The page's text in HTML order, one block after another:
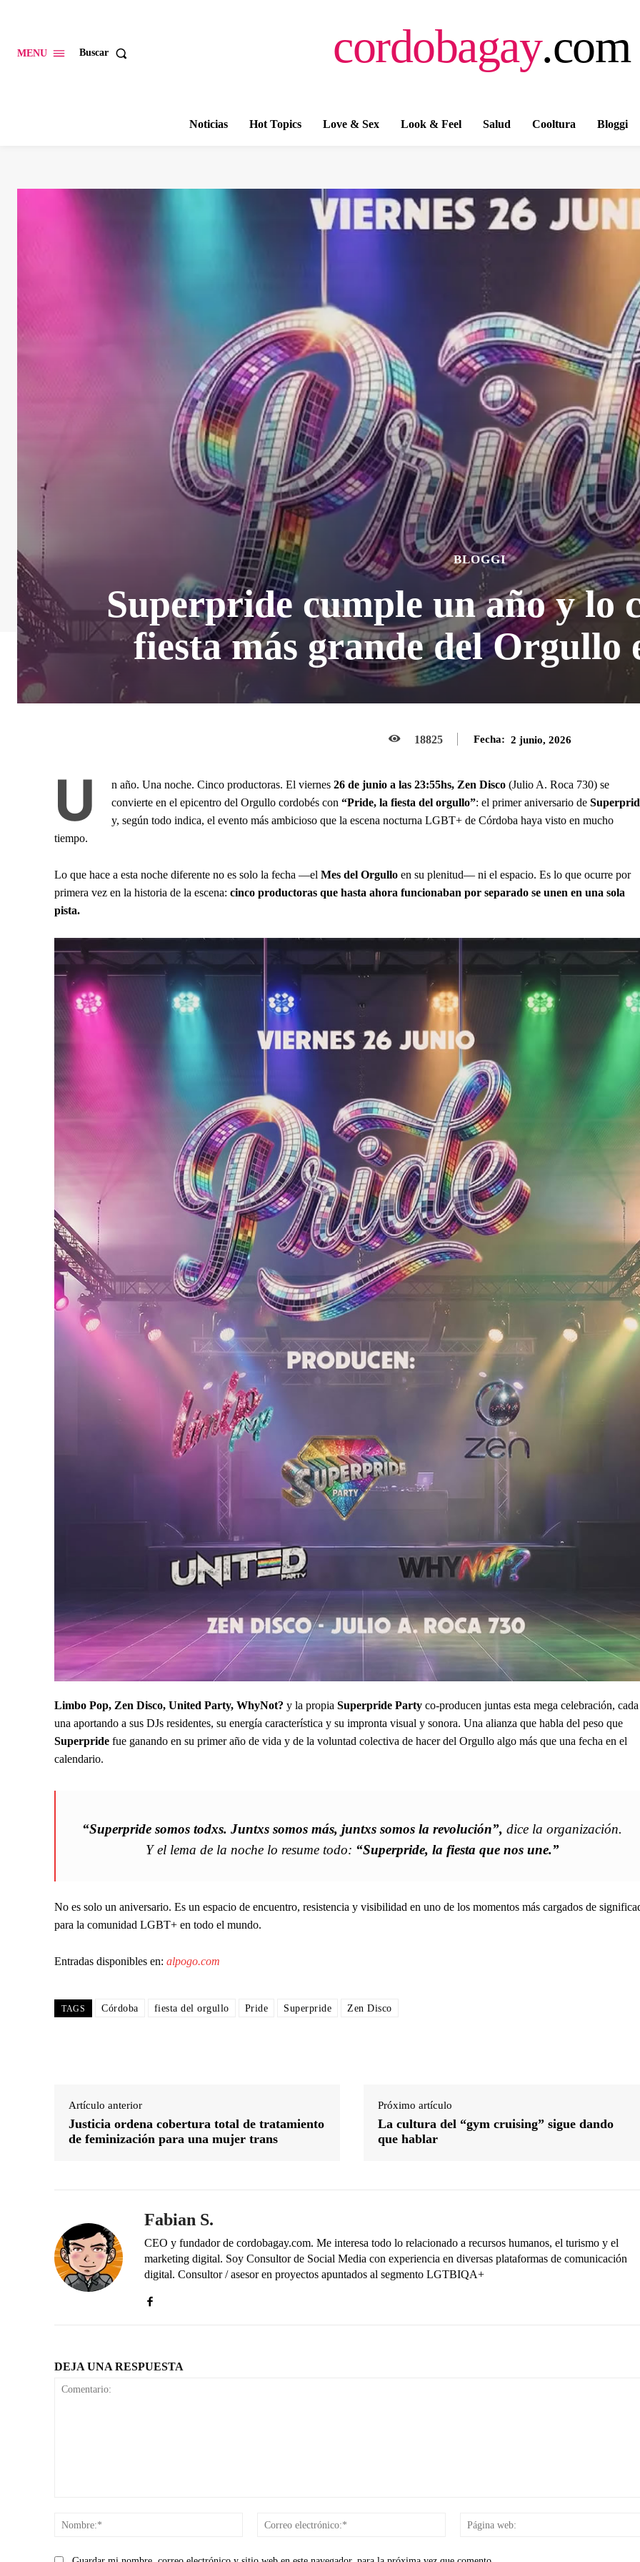
MENU Buscar cordobagay.com
Noticias Hot Topics Love & Sex Look & Feel Salud Cooltura Bloggi
BLOGGI
Superpride cumple un año y lo
fiesta más grande del Orgullo
18825 Fecha: 2 junio, 2026
U n año. Una noche. Cinco productoras. El viernes 26 de junio a las 23:55hs, Zen Disco (Julio A. Roca 730) se
convierte en el epicentro del Orgullo cordobés con “Pride, la fiesta del orgullo”: el primer aniversario de
y, según todo indica, el evento más ambicioso que la escena nocturna LGBT+ de Córdoba haya visto en mucho
tiempo.
Lo que hace a esta noche diferente no es solo la fecha —el Mes del Orgullo en su plenitud— ni el espacio. Es lo que ocurre por
primera vez en la historia de la escena: cinco productoras que hasta ahora funcionaban por separado se unen en una sola
pista.
Limbo Pop, Zen Disco, United Party, WhyNot? y la propia Superpride Party co-producen juntas esta mega celebración, cada
una aportando a sus DJs residentes, su energía característica y su impronta visual y sonora. Una alianza que habla del peso que
Superpride fue ganando en su primer año de vida y de la voluntad colectiva de hacer del Orgullo algo más que una fecha en el
calendario.
“Superpride somos todxs. Juntxs somos más, juntxs somos la revolución”,dice la organización.
Y el lema de la noche lo resume todo: “Superpride, la fiesta que nos une.”
No es solo un aniversario. Es un espacio de encuentro, resistencia y visibilidad en uno de los momentos más cargados de
para la comunidad LGBT+ en todo el mundo.
Entradas disponibles en: alpogo.com
TAGS Córdoba fiesta del orgullo Pride Superpride Zen Disco
Artículo anterior
Justicia ordena cobertura total de tratamiento
de feminización para una mujer trans
Próximo artículo
La cultura del “gym cruising” sigue dando
que hablar
Fabian S.
CEO y fundador de cordobagay.com. Me interesa todo lo relacionado a recursos humanos, el turismo y el
marketing digital. Soy Consultor de Social Media con experiencia en diversas plataformas de comunicación
digital. Consultor / asesor en proyectos apuntados al segmento LGTBIQA+
DEJA UNA RESPUESTA
Nombre:*
Correo
electrónico:*